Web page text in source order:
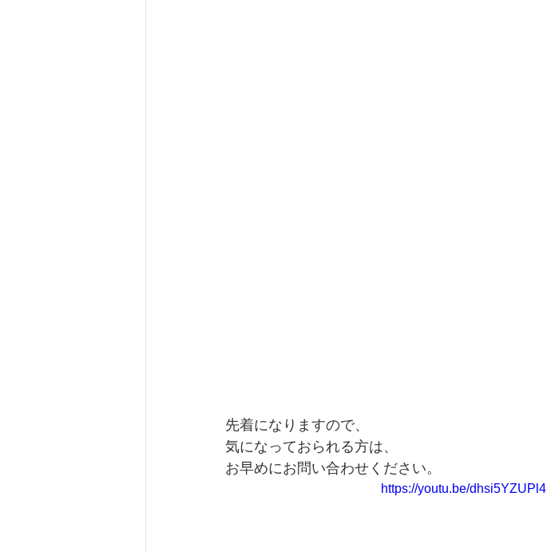
先着になりますので、
気になっておられる方は、
お早めにお問い合わせください。
https://youtu.be/dhsi5YZUPl4